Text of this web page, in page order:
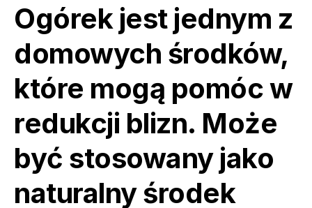
Ogórek jest jednym z
domowych środków,
które mogą pomóc w
redukcji blizn. Może
być stosowany jako
naturalny środek